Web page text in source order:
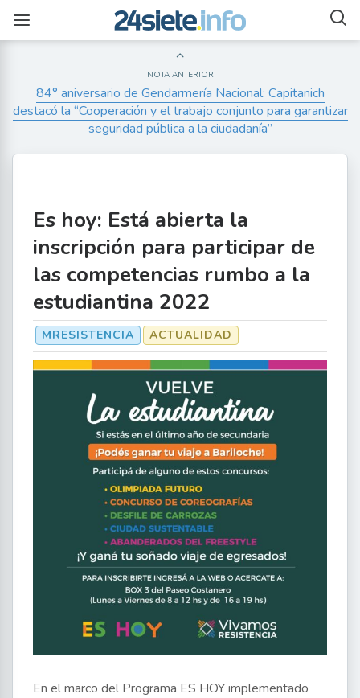
NOTA ANTERIOR
84° aniversario de Gendarmería Nacional: Capitanich
destacó la “Cooperación y el trabajo conjunto para garantizar
seguridad pública a la ciudadanía”
Es hoy: Está abierta la
inscripción para participar de
las competencias rumbo a la
estudiantina 2022
MRESISTENCIA ACTUALIDAD
En el marco del Programa ES HOY implementado